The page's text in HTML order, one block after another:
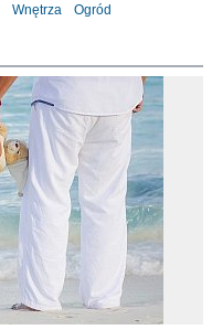
Wnętrza Ogród